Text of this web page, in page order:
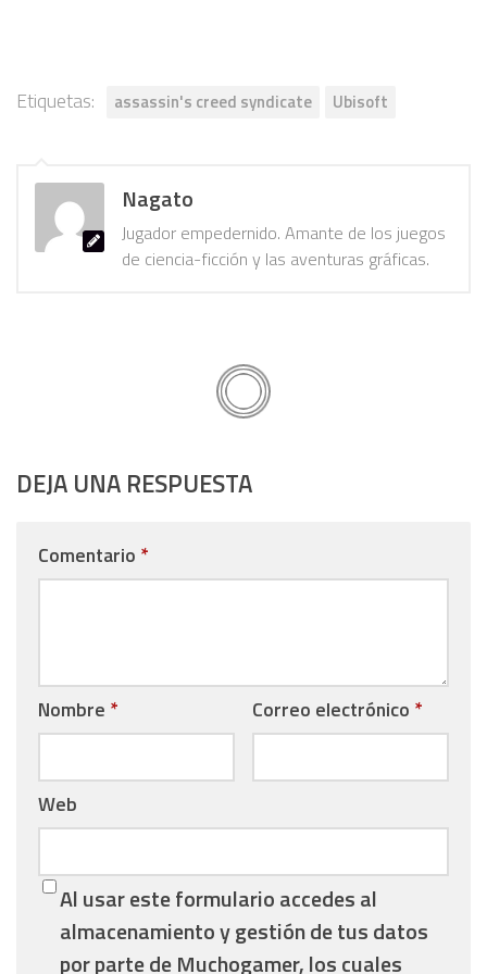
Etiquetas: assassin's creed syndicate Ubisoft
Nagato
Jugador empedernido. Amante de los juegos
de ciencia-ficción y las aventuras gráficas.
DEJA UNA RESPUESTA
Comentario *
Nombre * Correo electrónico *
Web
Al usar este formulario accedes al
almacenamiento y gestión de tus datos
por parte de Muchogamer, los cuales